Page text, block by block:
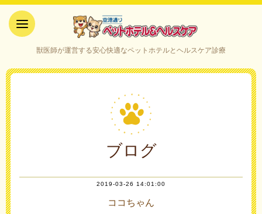
ケア｜山口県宇部市
獣医師が運営する安心快適なペットホテルとヘルスケア診療
ブログ
2019-03-26 14:01:00
ココちゃん